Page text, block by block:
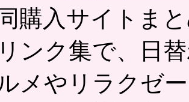
購入サイトま
ンク集で、日
メやリラクゼ